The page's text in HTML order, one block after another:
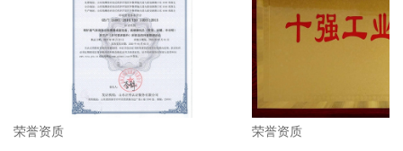
荣誉资质 荣誉资质